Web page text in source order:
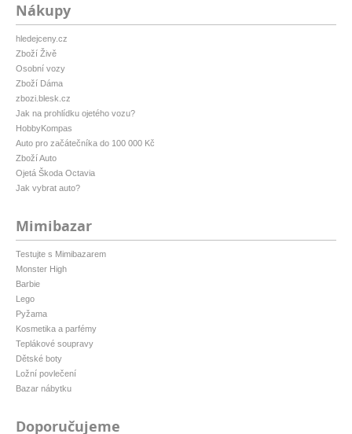
Nákupy
hledejceny.cz
Zboží Živě
Osobní vozy
Zboží Dáma
zbozi.blesk.cz
Jak na prohlídku ojetého vozu?
HobbyKompas
Auto pro začátečníka do 100 000 Kč
Zboží Auto
Ojetá Škoda Octavia
Jak vybrat auto?
Mimibazar
Testujte s Mimibazarem
Monster High
Barbie
Lego
Pyžama
Kosmetika a parfémy
Teplákové soupravy
Dětské boty
Ložní povlečení
Bazar nábytku
Doporučujeme